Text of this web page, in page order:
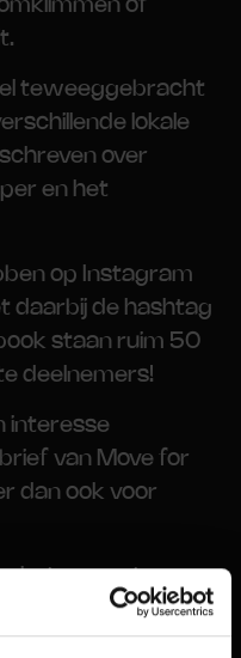
of
teweeggebracht
lokale
over
en het
op Instagram
daarbij de hashtag
staan ruim 50
deelnemers!
interesse
van Move for
dan ook voor
en daarmee